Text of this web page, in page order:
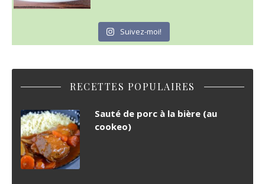
Suivez-moi!
RECETTES POPULAIRES
Sauté de porc à la bière (au
cookeo)